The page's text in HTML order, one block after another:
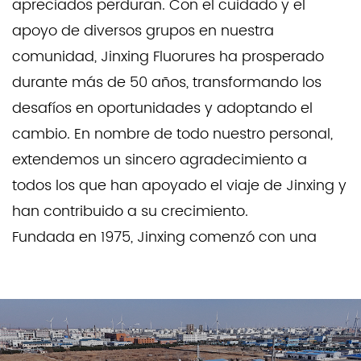
apreciados perduran. Con el cuidado y el
apoyo de diversos grupos en nuestra
comunidad, Jinxing Fluorures ha prosperado
durante más de 50 años, transformando los
desafíos en oportunidades y adoptando el
cambio. En nombre de todo nuestro personal,
extendemos un sincero agradecimiento a
todos los que han apoyado el viaje de Jinxing y
han contribuido a su crecimiento.
Fundada en 1975, Jinxing comenzó con una
convertido en un destacado fabricante
nacional de fluoruros inorgánicos en China,